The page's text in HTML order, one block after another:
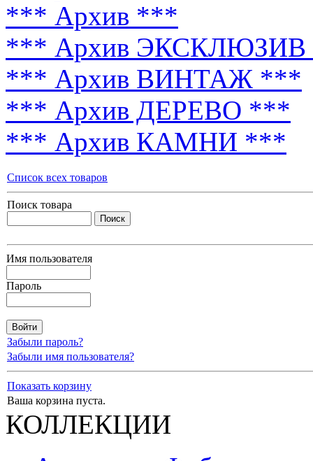
*** Архив ***
*** Архив
*** Архив ВИНТАЖ ***
*** Архив ДЕРЕВО ***
*** Архив КАМНИ ***
Список всех товаров
Поиск товара
Имя пользователя
Пароль
Забыли пароль?
Забыли имя пользователя?
Показать корзину
Ваша корзина пуста.
КОЛЛЕКЦИИ